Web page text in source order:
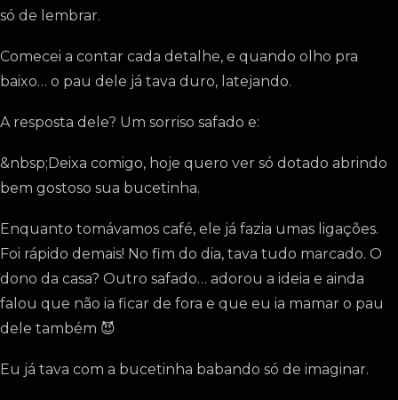
só de lembrar.
Comecei a contar cada detalhe, e quando olho pra
baixo… o pau dele já tava duro, latejando.
A resposta dele? Um sorriso safado e:
&nbsp;Deixa comigo, hoje quero ver só dotado abrindo
bem gostoso sua bucetinha.
Enquanto tomávamos café, ele já fazia umas ligações.
Foi rápido demais! No fim do dia, tava tudo marcado. O
dono da casa? Outro safado… adorou a ideia e ainda
falou que não ia ficar de fora e que eu ia mamar o pau
dele também 😈
Eu já tava com a bucetinha babando só de imaginar.